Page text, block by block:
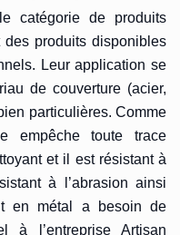
catégorie de produits
produits disponibles
Leur application se
de couverture (acier,
particulières. Comme
empêche toute trace
et il est résistant à
à l’abrasion ainsi
en métal a besoin de
à l’entreprise Artisan